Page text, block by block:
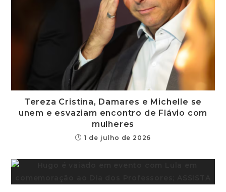
Tereza Cristina, Damares e Michelle se
unem e esvaziam encontro de Flávio com
mulheres
1 de julho de 2026